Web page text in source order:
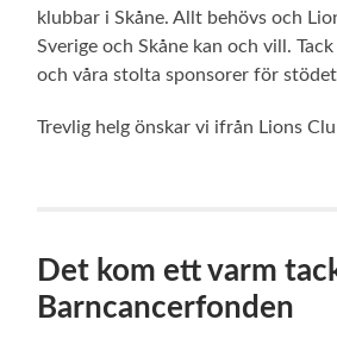
klubbar i Skåne. Allt behövs och
Sverige och Skåne kan och vill.
och våra stolta sponsorer för
Trevlig helg önskar vi ifrån Lions
Det kom ett varm
Barncancerfonden